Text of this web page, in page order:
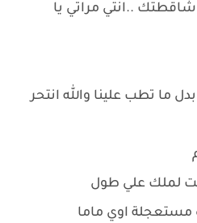
..انتي مراتي يا
ما تطب علينا والله انتحر
لملك علي طول
اوي ماما